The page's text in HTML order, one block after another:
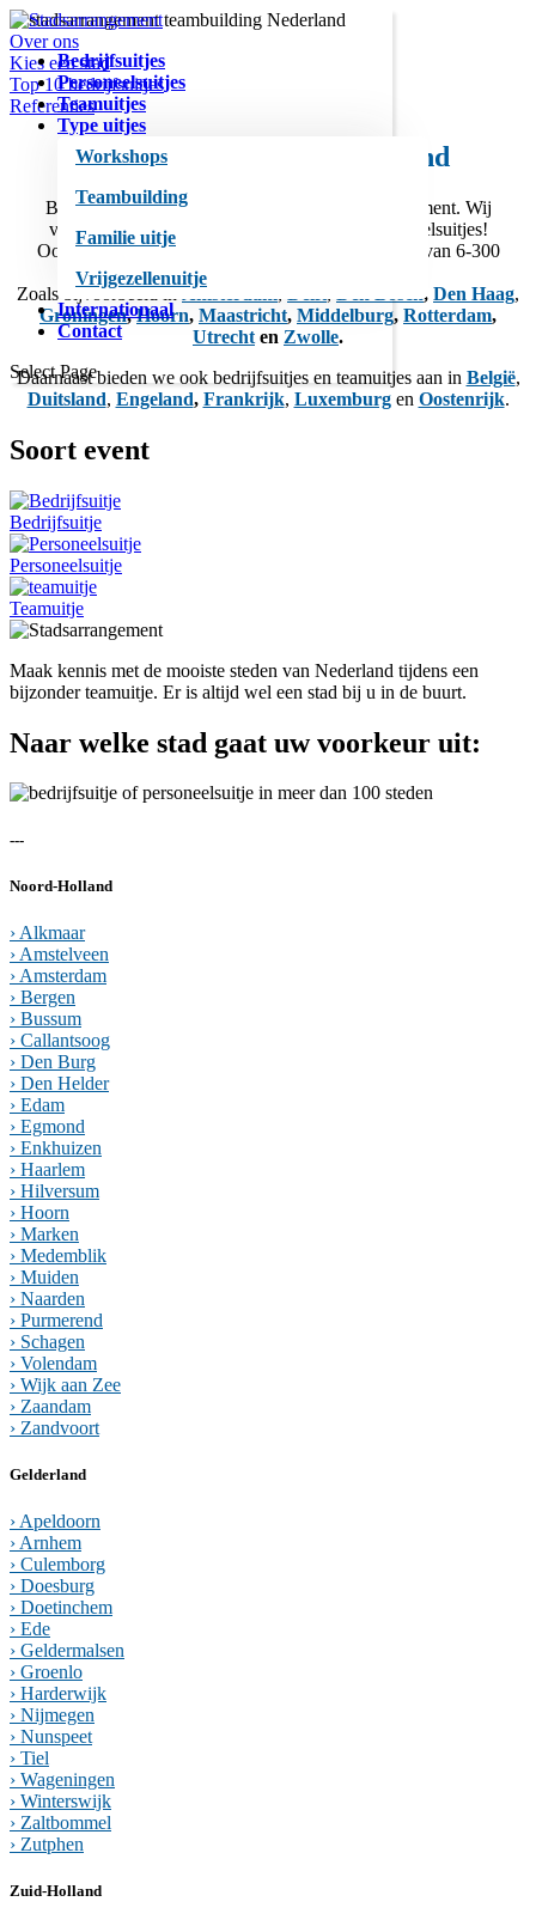
Bedrijfsuitjes
Personeelsuitjes
Teamuitjes
Type uitjes
Workshops
Teambuilding
Familie uitje
Vrijgezellenuitje
Internationaal
Contact
Select Page
Over ons
Kies een stad
Top 10 bedrijfsuitjes
Referenties
Stadsarrangement Nederland
Beleef een geweldig bedrijfsuitje bij Stadsarrangement. Wij
verzorgen in meer dan 100 steden unieke personeelsuitjes!
Ook voor arrangementen op maat en voor groepen van 6-300
Zoals bijvoorbeeld inAmsterdam Den Bosch, Den Haag,
Groningen,Hoorn, Maastricht, Middelburg, Rotterdam,
Utrecht en Zwolle.
Daarnaast bieden we ook bedrijfsuitjes en teamuitjes aan in België,
Duitsland, Engeland, Frankrijk, Luxemburgen Oostenrijk.
Soort event
Bedrijfsuitje
Personeelsuitje
Teamuitje
Maak kennis met de mooiste steden van Nederland tijdens een
bijzonder teamuitje. Er is altijd wel een stad bij u in de buurt.
Naar welke stad gaat uw voorkeur uit:
---
Noord-Holland
› Alkmaar
› Amstelveen
› Amsterdam
› Bergen
› Bussum
› Callantsoog
› Den Burg
› Den Helder
› Edam
› Egmond
› Enkhuizen
› Haarlem
› Hilversum
› Hoorn
› Marken
› Medemblik
› Muiden
› Naarden
› Purmerend
› Schagen
› Volendam
› Wijk aan Zee
› Zaandam
› Zandvoort
Gelderland
› Apeldoorn
› Arnhem
› Culemborg
› Doesburg
› Doetinchem
› Ede
› Geldermalsen
› Groenlo
› Harderwijk
› Nijmegen
› Nunspeet
› Tiel
› Wageningen
› Winterswijk
› Zaltbommel
› Zutphen
Zuid-Holland